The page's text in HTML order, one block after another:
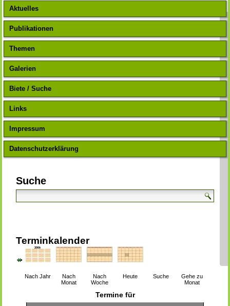
Aktuelles
Publikationen
Themen
Galerien
Biete / Suche
Links
Impressum
Datenschutzerklärung
Suche
Terminkalender
Nach Jahr
Nach
Monat
Nach
Woche
Heute Suche
Gehe zu
Monat
Termine für